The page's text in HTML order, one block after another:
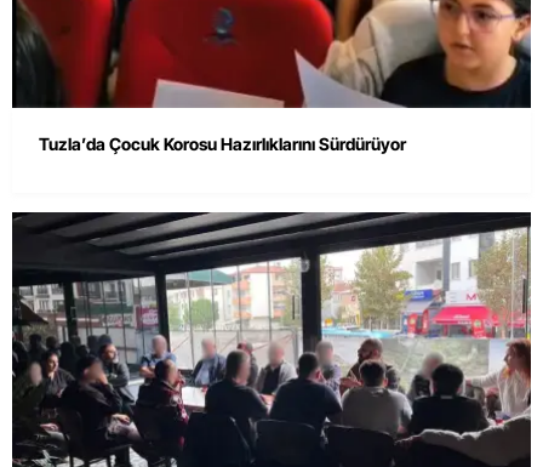
Tuzla’da Çocuk Korosu Hazırlıklarını Sürdürüyor